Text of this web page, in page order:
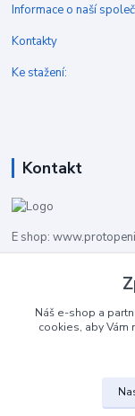
Informace o naší
Kontakty
Ke stažení:
Kontakt
E shop:
+420 483 710
info@protopeni.cz
Náš e-shop a
cookies, aby Vám